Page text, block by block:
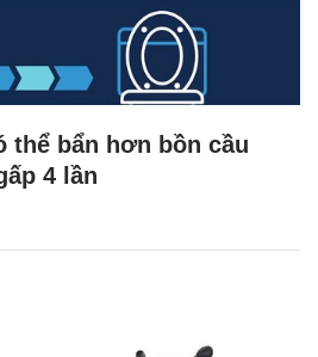
thể bẩn hơn bồn cầu
4 lần